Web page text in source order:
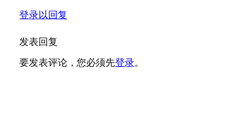
登录以回复
发表回复
要发表评论，您必须先登录。